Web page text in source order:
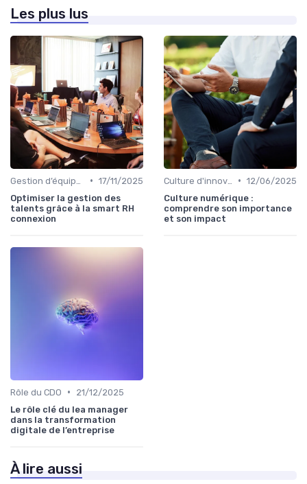
Les plus lus
• 17/11/2025
Optimiser la gestion des
talents grâce à la smart RH
connexion
• 12/06/2025
Culture numérique :
comprendre son importance
et son impact
Rôle du CDO •
21/12/2025
Le rôle clé du lea manager
dans la transformation
digitale de l’entreprise
À lire aussi